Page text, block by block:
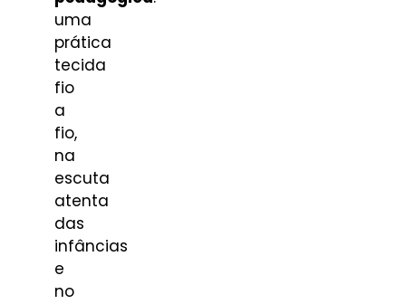
uma
prática
tecida
fio
a
fio,
na
escuta
atenta
das
infâncias
e
no